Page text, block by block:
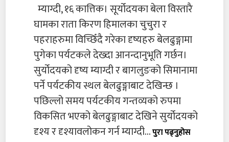
म्याग्दी, १६ कात्तिक। सूर्योदयका बेला विस्तारै
घामका राता किरण हिमालका चुचुरा र
पहराहरुमा विच्छिँदै गरेका दृष्यहरु बेलढुङ्गामा
पुगेका पर्यटकले देख्दा आनन्दानुभूति गर्छन।
सुर्योदयको दृष्य म्याग्दी र बागलुङको सिमानामा
पर्ने पर्यटकीय स्थल बेलढुङ्गाबाट देखिन्छ ।
पछिल्लो समय पर्यटकीय गन्तव्यको रुपमा
विकसित भएको बेलढुङ्गाबाट देखिने सुर्योदयको
दृश्य र दृश्यावलोकन गर्न म्याग्दी...पुरा पढ्नुहोस